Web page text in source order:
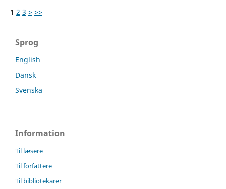
1 2 3 > >>
Sprog
English
Dansk
Svenska
Information
Til læsere
Til forfattere
Til bibliotekarer